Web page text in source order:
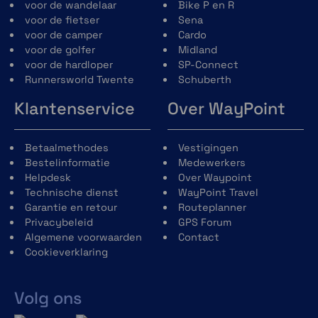
eenvoudiger onderhoud van de voering
en verbeterde aero-akoestiek-prestaties
en de mogelijkheid om de pasvorm aan te
passen dankzij het Schuberth Individual-
concept.
Nieuw kinvergrendelingsmechanisme
kunststof voor een lager gewicht en
winddeflector, nekrol, vizierafdichting en
helmstickers voor verbeterde
zichtbaarheid tijdens het rijden met
open en gesloten kinbak.
voor de wandelaar
voor de fietser
voor de camper
voor de golfer
voor de hardloper
Runnersworld Twente
Bike P en R
Sena
Cardo
Midland
SP-Connect
Schuberth
Klantenservice
Betaalmethodes
Bestelinformatie
Helpdesk
Technische dienst
Garantie en retour
Privacybeleid
Algemene voorwaarden
Cookieverklaring
Volg ons
Over WayPoint
Vestigingen
Medewerkers
Over Waypoint
WayPoint Travel
Routeplanner
GPS Forum
Contact